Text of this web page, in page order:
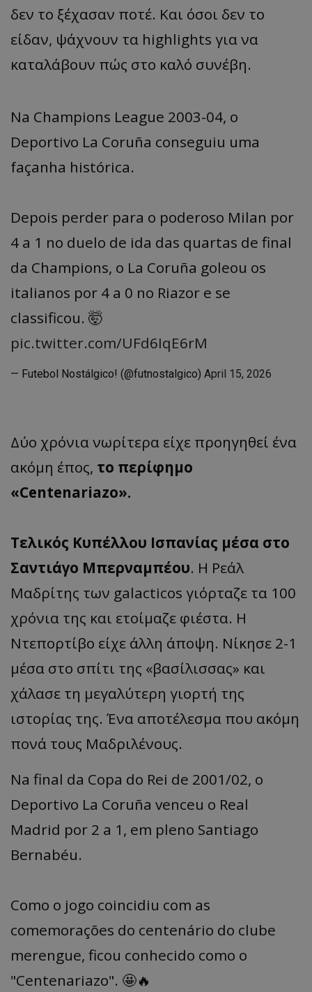
δεν το ξέχασαν ποτέ. Και όσοι δεν το
είδαν, ψάχνουν τα highlights για να
καταλάβουν πώς στο καλό συνέβη.
Na Champions League 2003-04, o
Deportivo La Coruña conseguiu uma
façanha histórica.
Depois perder para o poderoso Milan por
4 a 1 no duelo de ida das quartas de final
da Champions, o La Coruña goleou os
italianos por 4 a 0 no Riazor e se
classificou. 🤯
pic.twitter.com/UFd6IqE6rM
— Futebol Nostálgico! (@futnostalgico) April 15, 2026
Δύο χρόνια νωρίτερα είχε προηγηθεί ένα
ακόμη έπος, το περίφημο
«Centenariazo».
Τελικός Κυπέλλου Ισπανίας μέσα στο
Σαντιάγο Μπερναμπέου. Η Ρεάλ
Μαδρίτης των galacticos γιόρταζε τα 100
χρόνια της και ετοίμαζε φιέστα. Η
Ντεπορτίβο είχε άλλη άποψη. Νίκησε 2-1
μέσα στο σπίτι της «βασίλισσας» και
χάλασε τη μεγαλύτερη γιορτή της
ιστορίας της. Ένα αποτέλεσμα που ακόμη
πονά τους Μαδριλένους.
Na final da Copa do Rei de 2001/02, o
Deportivo La Coruña venceu o Real
Madrid por 2 a 1, em pleno Santiago
Bernabéu.
Como o jogo coincidiu com as
comemorações do centenário do clube
merengue, ficou conhecido como o
"Centenariazo". 🤩🔥